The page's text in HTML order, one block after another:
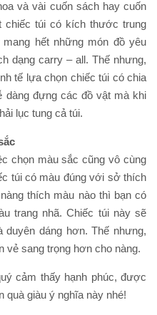
và vài cuốn sách hay cuốn
chiếc túi có kích thước trung
hết những món đồ yêu
dạng carry – all. Thế nhưng,
tế lựa chọn chiếc túi có chia
dàng đựng các đồ vật mà khi
lục tung cả túi.
chọn màu sắc cũng vô cùng
túi có màu đúng với sở thích
thích màu nào thì bạn có
trang nhã. Chiếc túi này sẽ
duyên dáng hơn. Thế nhưng,
vẻ sang trọng hơn cho nàng.
cảm thấy hạnh phúc, được
quà giàu ý nghĩa này nhé!